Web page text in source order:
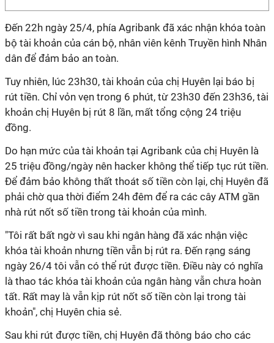
Đến 22h ngày 25/4, phía Agribank đã xác nhận khóa toàn
bộ tài khoản của cán bộ, nhân viên kênh Truyền hình Nhân
dân để đảm bảo an toàn.
Tuy nhiên, lúc 23h30, tài khoản của chị Huyên lại báo bị
rút tiền. Chỉ vỏn vẹn trong 6 phút, từ 23h30 đến 23h36, tài
khoản chị Huyên bị rút 8 lần, mất tổng cộng 24 triệu
đồng.
Do hạn mức của tài khoản tại Agribank của chị Huyên là
25 triệu đồng/ngày nên hacker không thể tiếp tục rút tiền.
Để đảm bảo không thất thoát số tiền còn lại, chị Huyên đã
phải chờ qua thời điểm 24h đêm để ra các cây ATM gần
nhà rút nốt số tiền trong tài khoản của mình.
"Tôi rất bất ngờ vì sau khi ngân hàng đã xác nhận việc
khóa tài khoản nhưng tiền vẫn bị rút ra. Đến rạng sáng
ngày 26/4 tôi vẫn có thể rút được tiền. Điều này có nghĩa
là thao tác khóa tài khoản của ngân hàng vẫn chưa hoàn
tất. Rất may là vẫn kịp rút nốt số tiền còn lại trong tài
khoản", chị Huyên chia sẻ.
Sau khi rút được tiền, chị Huyên đã thông báo cho các